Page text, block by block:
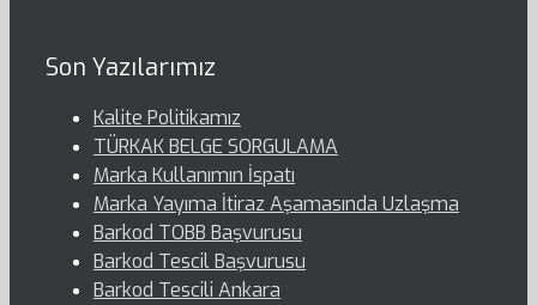
Son Yazılarımız
Kalite Politikamız
TÜRKAK BELGE SORGULAMA
Marka Kullanımın İspatı
Marka Yayıma İtiraz Aşamasında Uzlaşma
Barkod TOBB Başvurusu
Barkod Tescil Başvurusu
Barkod Tescili Ankara